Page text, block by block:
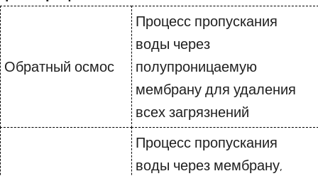
Обратный осмос
Процесс пропускания
воды через
полупроницаемую
мембрану для удаления
всех загрязнений
Процесс пропускания
воды через мембрану,